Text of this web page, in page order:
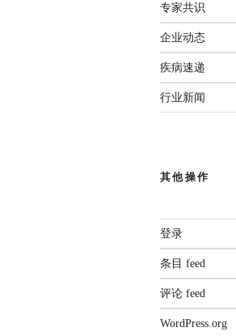
专家共识
企业动态
疾病速递
行业新闻
其他操作
登录
条目 feed
评论 feed
WordPress.org